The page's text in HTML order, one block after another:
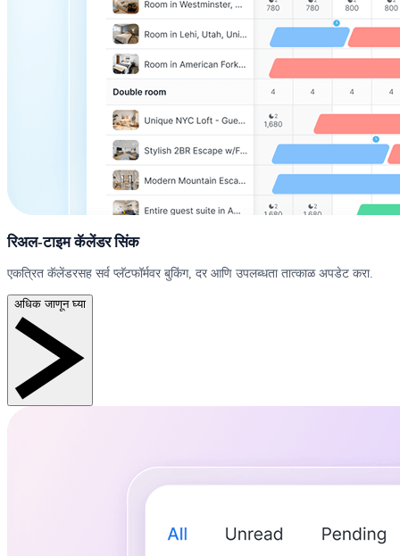
रिअल-टाइम कॅलेंडर सिंक
एकत्रित कॅलेंडरसह सर्व प्लॅटफॉर्मवर बुकिंग, दर आणि उपलब्धता तात्काळ अपडेट करा.
अधिक जाणून घ्या